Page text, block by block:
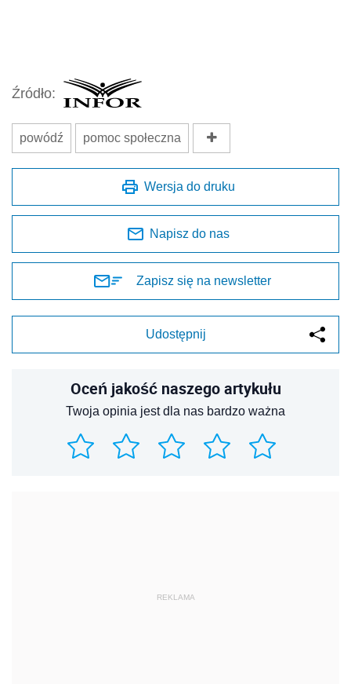
Źródło:
powódź pomoc społeczna
Wersja do druku
Napisz do nas
Zapisz się na newsletter
Udostępnij
Oceń jakość naszego artykułu
Twoja opinia jest dla nas bardzo ważna
REKLAMA